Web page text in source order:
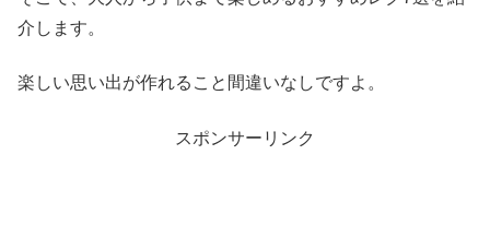
介します。
楽しい思い出が作れること間違いなしですよ。
スポンサーリンク